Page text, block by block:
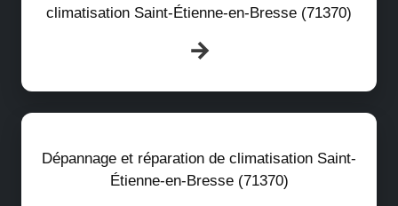
climatisation Saint-Étienne-en-Bresse (71370)
Dépannage et réparation de climatisation Saint-
Étienne-en-Bresse (71370)